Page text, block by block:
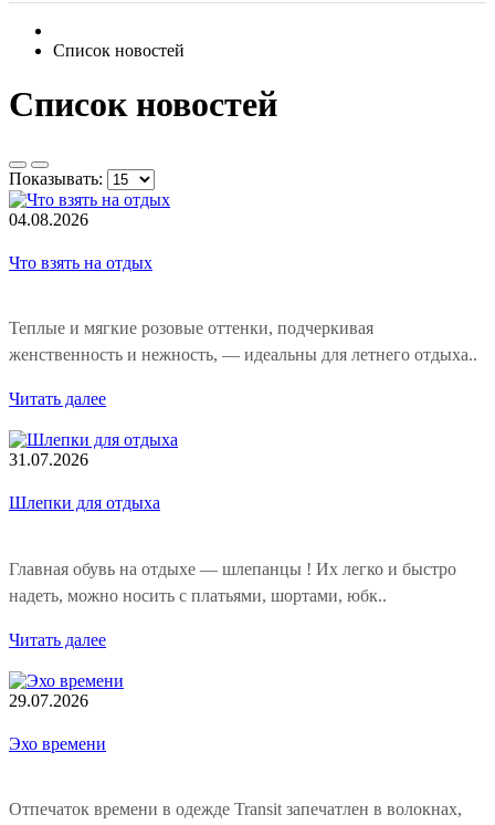
Список новостей
Список новостей
Показывать:
04.08.2026
Что взять на отдых
Теплые и мягкие розовые оттенки, подчеркивая
женственность и нежность, — идеальны для летнего отдыха..
Читать далее
31.07.2026
Шлепки для отдыха
Главная обувь на отдыхе — шлепанцы ! Их легко и быстро
надеть, можно носить с платьями, шортами, юбк..
Читать далее
29.07.2026
Эхо времени
Отпечаток времени в одежде Transit запечатлен в волокнах,